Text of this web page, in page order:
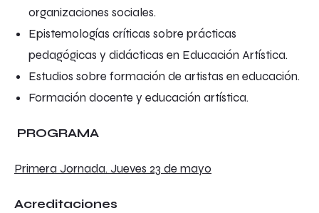
organizaciones sociales.
Epistemologías críticas sobre prácticas
pedagógicas y didácticas en Educación Artística.
Estudios sobre formación de artistas en educación.
Formación docente y educación artística.
PROGRAMA
Primera Jornada. Jueves 23 de mayo
Acreditaciones